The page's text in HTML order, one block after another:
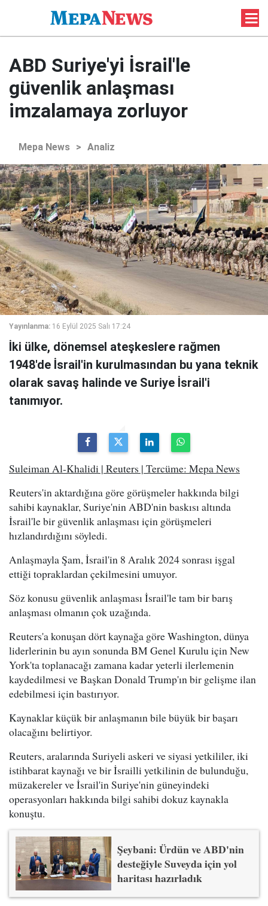
ABD Suriye'yi İsrail'le
güvenlik anlaşması
imzalamaya zorluyor
Mepa News > Analiz
Yayınlanma: 16 Eylül 2025 Salı 17:24
İki ülke, dönemsel ateşkeslere rağmen
1948'de İsrail'in kurulmasından bu yana teknik
olarak savaş halinde ve Suriye İsrail'i
tanımıyor.
Suleiman Al-Khalidi | Reuters | Tercüme: Mepa News
Reuters'in aktardığına göre görüşmeler hakkında bilgi
sahibi kaynaklar, Suriye'nin ABD'nin baskısı altında
İsrail'le bir güvenlik anlaşması için görüşmeleri
hızlandırdığını söyledi.
Anlaşmayla Şam, İsrail'in 8 Aralık 2024 sonrası işgal
ettiği topraklardan çekilmesini umuyor.
Söz konusu güvenlik anlaşması İsrail'le tam bir barış
anlaşması olmanın çok uzağında.
Reuters'a konuşan dört kaynağa göre Washington, dünya
liderlerinin bu ayın sonunda BM Genel Kurulu için New
York'ta toplanacağı zamana kadar yeterli ilerlemenin
kaydedilmesi ve Başkan Donald Trump'ın bir gelişme ilan
edebilmesi için bastırıyor.
Kaynaklar küçük bir anlaşmanın bile büyük bir başarı
olacağını belirtiyor.
Reuters, aralarında Suriyeli askeri ve siyasi yetkililer, iki
istihbarat kaynağı ve bir İsrailli yetkilinin de bulunduğu,
müzakereler ve İsrail'in Suriye'nin güneyindeki
operasyonları hakkında bilgi sahibi dokuz kaynakla
konuştu.
Şeybani: Ürdün ve ABD'nin
desteğiyle Suveyda için yol
haritası hazırladık